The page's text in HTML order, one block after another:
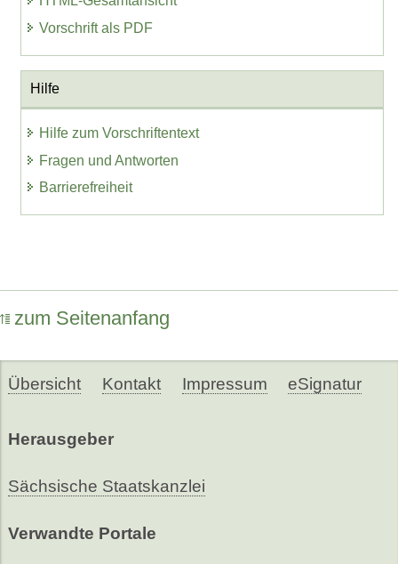
Vorschrift als PDF
Hilfe
Hilfe zum Vorschriftentext
Fragen und Antworten
Barrierefreiheit
zum Seitenanfang
Übersicht Kontakt Impressum eSignatur
Herausgeber
Sächsische Staatskanzlei
Verwandte Portale